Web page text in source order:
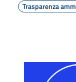
Trasparenza